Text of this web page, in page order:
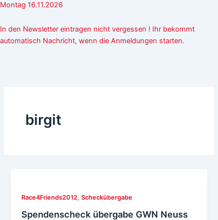
Montag 16.11.2026
In den Newsletter eintragen nicht vergessen ! Ihr bekommt
automatisch Nachricht, wenn die Anmeldungen starten.
birgit
Race4Friends2012,Scheckübergabe
Spendenscheck übergabe GWN Neuss